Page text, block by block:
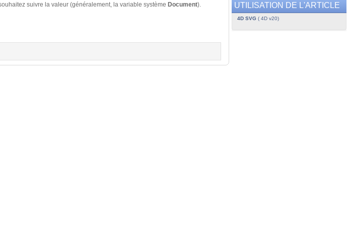
suivre la valeur (généralement, la variable système Document).
UTILISATION DE L'ARTICLE
4D SVG( 4D v20)